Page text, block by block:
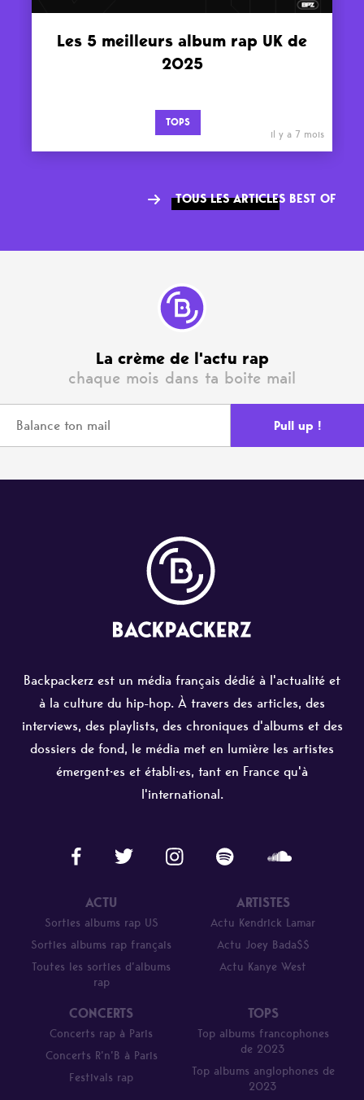
Les 5 meilleurs album rap UK de
2025
TOPS
il y a 7 mois
TOUS LES ARTICLES BEST OF
La crème de l'actu rap
chaque mois dans ta boite mail
Backpackerz est un média français dédié à l'actualité et
à la culture du hip-hop. À travers des articles, des
interviews, des playlists, des chroniques d'albums et des
dossiers de fond, le média met en lumière les artistes
émergent·es et établi·es, tant en France qu'à
l'international.
ACTU
Sorties albums rap US
Sorties albums rap français
Toutes les sorties d’albums
rap
ARTISTES
Actu Kendrick Lamar
Actu Joey Bada$$
Actu Kanye West
CONCERTS
Concerts rap à Paris
Concerts R’n’B à Paris
Festivals rap
TOPS
Top albums francophones
de 2023
Top albums anglophones de
2023